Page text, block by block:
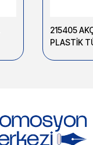
215405
PLASTİK